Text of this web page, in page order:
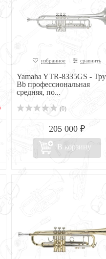
избранное сравнить
Yamaha YTR-8335GS -
Bb профессиональная
средняя, по...
(0)
205 000 ₽
В корзину